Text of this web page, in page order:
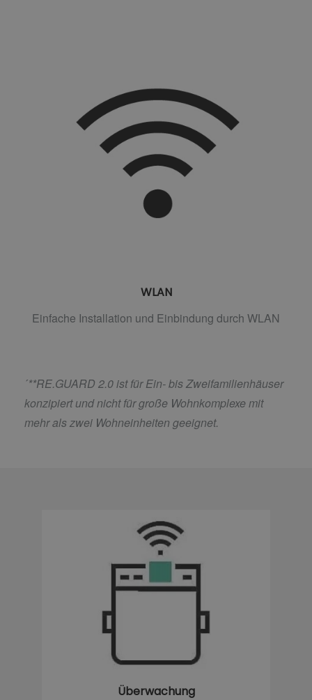
WLAN
Einfache Installation und Einbindung durch WLAN
´**RE.GUARD 2.0 ist für Ein- bis Zweifamilienhäuser
konzipiert und nicht für große Wohnkomplexe mit
mehr als zwei Wohneinheiten geeignet.
Überwachung